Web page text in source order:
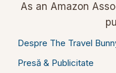
As an Amazon
Despre The Travel
Presă & Publicitate